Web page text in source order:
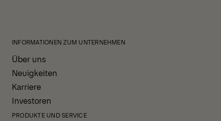
INFORMATIONEN ZUM UNTERNEHMEN
Über uns
Neuigkeiten
Karriere
Investoren
PRODUKTE UND SERVICE